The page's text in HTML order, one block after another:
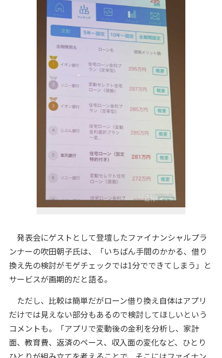
発表会にゲストとして登壇したファイナンシャルプラ
ンナーの吹田朝子氏は、「いちばん手間のかかる、借り
換え先の検討がモゲチェックでは1分でできてしまう」と
サービスが画期的だと語る。
ただし、比較は簡単だがローン借り換え自体はアプリ
だけでは見えない部分もあるので検討してほしいという
コメントも。「アプリで変動後の金利を分析し、家計
面、教育費、返済のペース、収入面の変化など、ひとり